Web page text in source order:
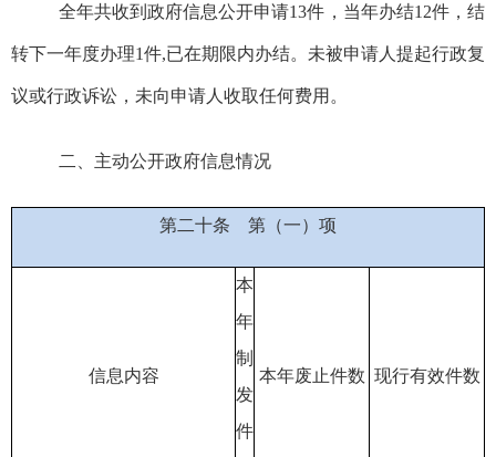
全年共收到政府信息公开申请13件，当年办结12件，结
转下一年度办理1件,已在期限内办结。未被申请人提起行政复
议或行政诉讼，未向申请人收取任何费用。
二、主动公开政府信息情况
第二十条 第（一）项
信息内容
本
年
制
发
件
本年废止件数 现行有效件数